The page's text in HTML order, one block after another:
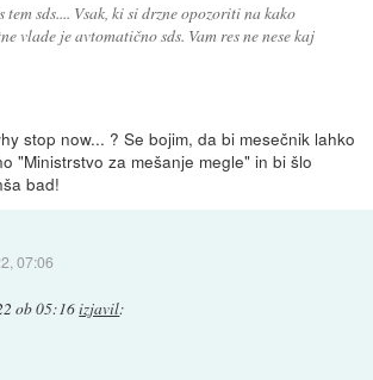
tem sds.... Vsak, ki si drzne opozoriti na kako
vlade je avtomatično sds. Vam res ne nese kaj
stop now... ? Se bojim, da bi mesečnik lahko
"Ministrstvo za mešanje megle" in bi šlo
bad!
07:06
ob 05:16izjavil: